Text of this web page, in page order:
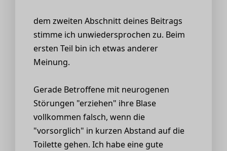
dem zweiten Abschnitt deines Beitrags
stimme ich unwiedersprochen zu. Beim
ersten Teil bin ich etwas anderer
Meinung.
Gerade Betroffene mit neurogenen
Störungen "erziehen" ihre Blase
vollkommen falsch, wenn die
"vorsorglich" in kurzen Abstand auf die
Toilette gehen. Ich habe eine gute